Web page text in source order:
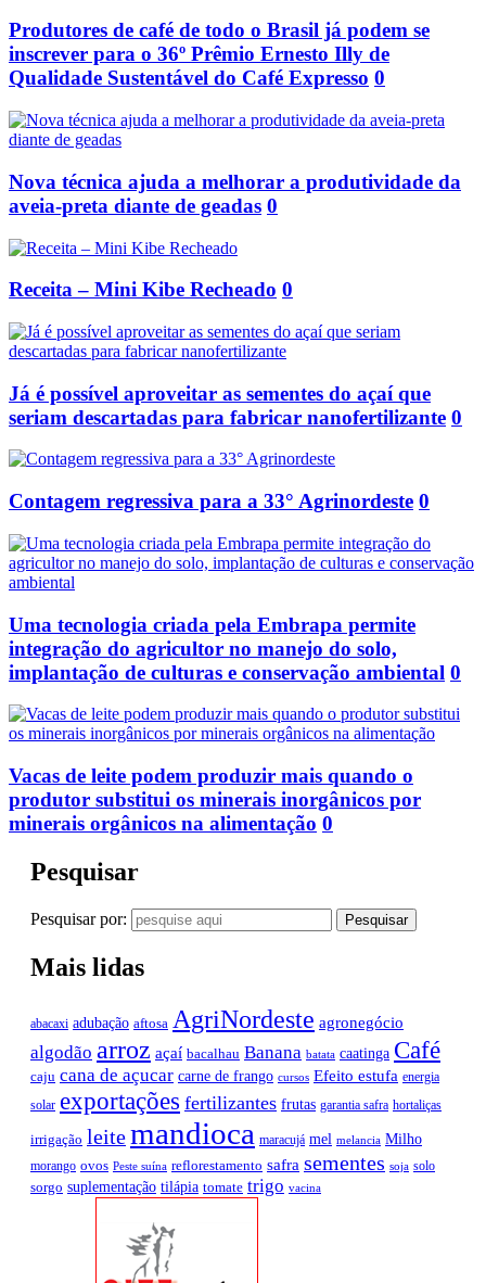
Produtores de café de todo o Brasil já podem se
inscrever para o 36º Prêmio Ernesto Illy de
Qualidade Sustentável do Café Expresso 0
Nova técnica ajuda a melhorar a produtividade da
aveia-preta diante de geadas 0
Receita – Mini Kibe Recheado 0
Já é possível aproveitar as sementes do açaí que
seriam descartadas para fabricar nanofertilizante 0
Contagem regressiva para a 33° Agrinordeste 0
Uma tecnologia criada pela Embrapa permite
integração do agricultor no manejo do solo,
implantação de culturas e conservação ambiental 0
Vacas de leite podem produzir mais quando o
produtor substitui os minerais inorgânicos por
minerais orgânicos na alimentação 0
Pesquisar
Pesquisar por:
Mais lidas
abacaxi adubação aftosa AgriNordeste agronegócio
algodão arroz açaí bacalhau Banana batata caatinga Café
caju cana de açucar carne de frango cursos Efeito estufa energia
solar exportações fertilizantes frutas garantia safra hortaliças
irrigação leitemandioca maracujá mel melancia Milho
morango ovos Peste suína reflorestamento safra sementes soja solo
sorgo suplementação tilápia tomate trigo vacina